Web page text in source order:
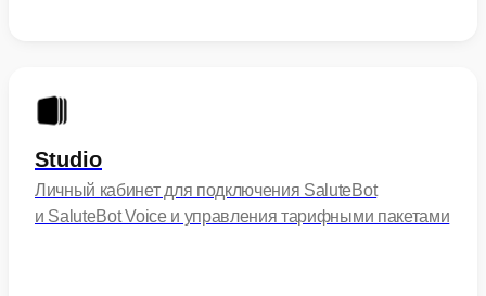
Studio
Личный кабинет для подключения SaluteBot
и SaluteBot Voice и управления тарифными пакетами